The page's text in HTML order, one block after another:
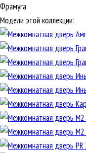
Фрамуга
Модели этой коллекции: